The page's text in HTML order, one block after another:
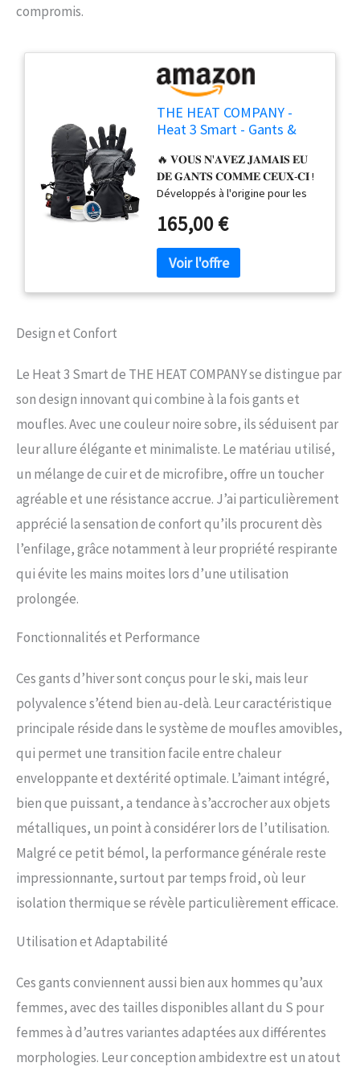
compromis.
THE HEAT COMPANY -
Heat 3 Smart - Gants &
la Manipulation : Déplier la
Moufle - Gants d'Hiver
pour Hommes et Femmes
🔥 𝐕𝐎𝐔𝐒 𝐍'𝐀𝐕𝐄𝐙 𝐉𝐀𝐌𝐀𝐈𝐒 𝐄𝐔
𝐃𝐄 𝐆𝐀𝐍𝐓𝐒 𝐂𝐎𝐌𝐌𝐄 𝐂𝐄𝐔𝐗-𝐂𝐈 !
Développés à l'origine pour les
aujourd'hui populaires auprès des
des amateurs de plein air, qui
font confiance à ce système de
gants novateur offrant 79
(LINER) et les moufles (SHELL)
sont cousus ensemble. Rabattez
l’arrière et servez-vous librement
de vos doigts sans vous refroidir.
𝐓𝐎𝐔𝐓 𝐀𝐔 𝐋𝐎𝐍𝐆 𝐃𝐄 𝐋'𝐇𝐈𝐕𝐄𝐑!
Si vous souhaitez sortir quelque
chose de votre sac, prendre une
photo ou utiliser votre
équipement, il vous suffit de
déplier le capuchon de la mitaine.
Vos doigts resteront au chaud
coup de fil rapide ? Grâce à notre
tactiles. 🔥 𝐐𝐔𝐀𝐋𝐈𝐓É 𝐏𝐑𝐄𝐌𝐈𝐔𝐌
: nous concentrons sur l'utilisation
des fonctions sophistiquées et
attachons une grande importance
cela est possible (matériaux
contenant jusqu'à 100% de
matières recyclées). 🔥 𝐔𝐍𝐄
𝐂𝐎𝐌𝐁𝐈𝐍𝐀𝐈𝐒𝐎𝐍
𝐈𝐍𝐓𝐄𝐋𝐋𝐈𝐆𝐄𝐍𝐓𝐄 𝐆𝐑Â𝐂𝐄 𝐀𝐔
𝐇𝐄𝐀𝐓 𝐋𝐀𝐘𝐄𝐑 𝐒𝐘𝐒𝐓𝐄𝐌 : le
système HEAT LAYER SYSTEM se
compose de trois couches au
SHELL (mitaines à capuchon) 3.
SMART avec la 3ème couche
(POLAR HOOD).
165,00 €
Design et Confort
Le Heat 3 Smart de THE HEAT COMPANY se distingue par
son design innovant qui combine à la fois gants et
moufles. Avec une couleur noire sobre, ils séduisent par
leur allure élégante et minimaliste. Le matériau utilisé,
un mélange de cuir et de microfibre, offre un toucher
agréable et une résistance accrue. J’ai particulièrement
apprécié la sensation de confort qu’ils procurent dès
l’enfilage, grâce notamment à leur propriété respirante
qui évite les mains moites lors d’une utilisation
prolongée.
Fonctionnalités et Performance
Ces gants d’hiver sont conçus pour le ski, mais leur
polyvalence s’étend bien au-delà. Leur caractéristique
principale réside dans le système de moufles amovibles,
qui permet une transition facile entre chaleur
enveloppante et dextérité optimale. L’aimant intégré,
bien que puissant, a tendance à s’accrocher aux objets
métalliques, un point à considérer lors de l’utilisation.
Malgré ce petit bémol, la performance générale reste
impressionnante, surtout par temps froid, où leur
isolation thermique se révèle particulièrement efficace.
Utilisation et Adaptabilité
Ces gants conviennent aussi bien aux hommes qu’aux
femmes, avec des tailles disponibles allant du S pour
femmes à d’autres variantes adaptées aux différentes
morphologies. Leur conception ambidextre est un atout